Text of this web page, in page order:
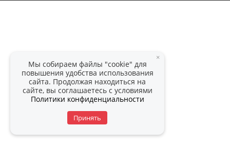
×
Мы собираем файлы "cookie" для
повышения удобства использования
сайта. Продолжая находиться на
сайте, вы соглашаетесь с условиями
Политики конфиденциальности
Принять